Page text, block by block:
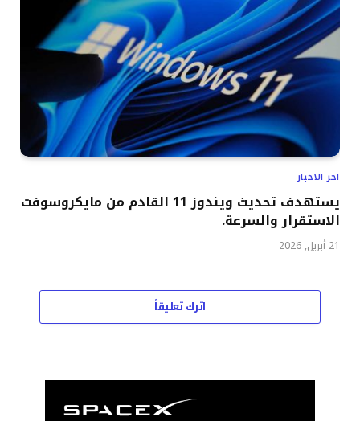
اخر الاخبار
يستهدف تحديث ويندوز 11 القادم من مايكروسوفت
الاستقرار والسرعة.
21 أبريل, 2026
اترك تعليقاً